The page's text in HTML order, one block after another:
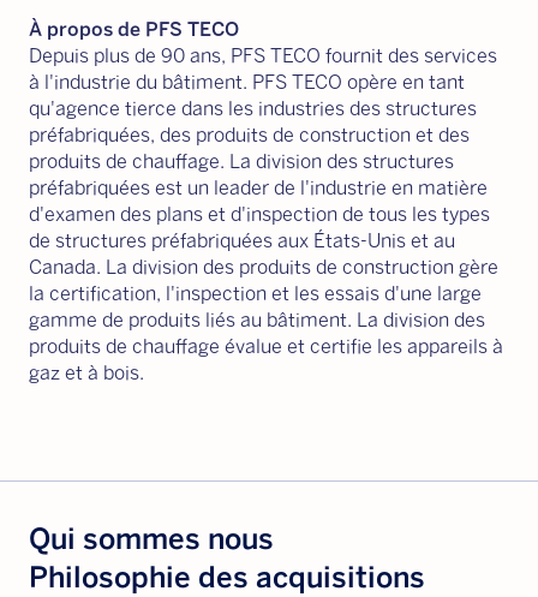
À propos de PFS TECO
Depuis plus de 90 ans, PFS TECO fournit des services
à l'industrie du bâtiment. PFS TECO opère en tant
qu'agence tierce dans les industries des structures
préfabriquées, des produits de construction et des
produits de chauffage. La division des structures
préfabriquées est un leader de l'industrie en matière
d'examen des plans et d'inspection de tous les types
de structures préfabriquées aux États-Unis et au
Canada. La division des produits de construction gère
la certification, l'inspection et les essais d'une large
gamme de produits liés au bâtiment. La division des
produits de chauffage évalue et certifie les appareils à
gaz et à bois.
Qui sommes nous
Philosophie des acquisitions